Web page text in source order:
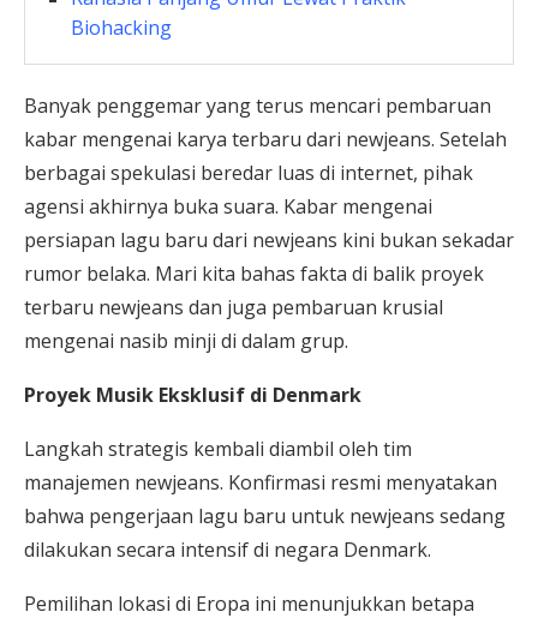
Biohacking
Banyak penggemar yang terus mencari pembaruan
kabar mengenai karya terbaru dari newjeans. Setelah
berbagai spekulasi beredar luas di internet, pihak
agensi akhirnya buka suara. Kabar mengenai
persiapan lagu baru dari newjeans kini bukan sekadar
rumor belaka. Mari kita bahas fakta di balik proyek
terbaru newjeans dan juga pembaruan krusial
mengenai nasib minji di dalam grup.
Proyek Musik Eksklusif di Denmark
Langkah strategis kembali diambil oleh tim
manajemen newjeans. Konfirmasi resmi menyatakan
bahwa pengerjaan lagu baru untuk newjeans sedang
dilakukan secara intensif di negara Denmark.
Pemilihan lokasi di Eropa ini menunjukkan betapa